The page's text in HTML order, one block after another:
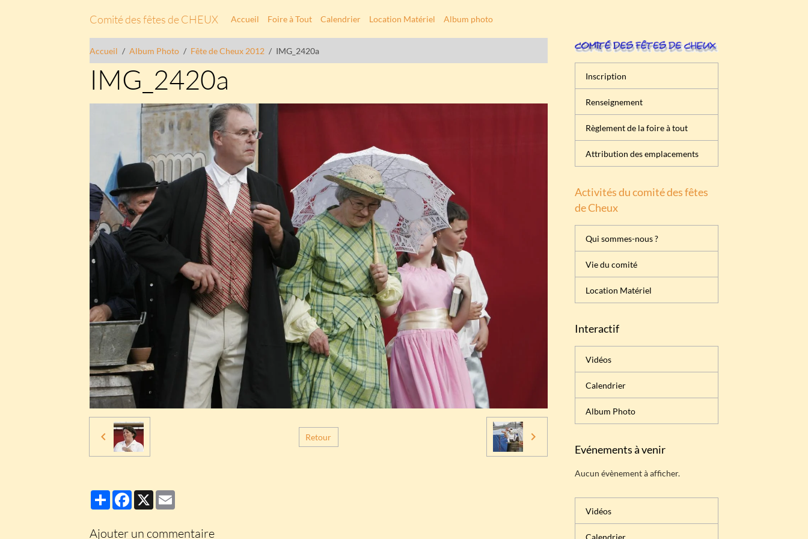
Comité des fêtes de CHEUX Accueil Foire à Tout Calendrier Location Matériel Album photo
Accueil Album Photo Fête de Cheux 2012 IMG_2420a
IMG_2420a
Retour
PartagerFacebook
X
Ajouter un commentaire
Inscription
Renseignement
Règlement de la foire à tout
Attribution des emplacements
Activités du comité des fêtes
de Cheux
Qui sommes-nous ?
Vie du comité
Location Matériel
Interactif
Vidéos
Calendrier
Album Photo
Evénements à venir
Aucun évènement à afficher.
Vidéos
Calendrier